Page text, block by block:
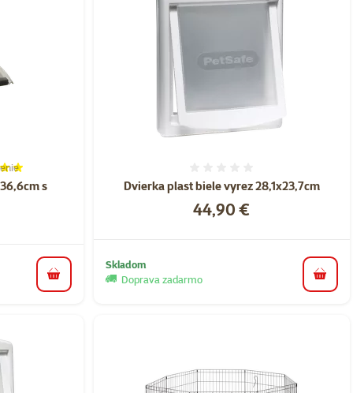
s
100%, počet hodnotení: 1
do košíka
Dvierka plast biele vyrez 28,1x23,7cm
Cena
44,90 €
Skladom
Doprava zadarmo
do